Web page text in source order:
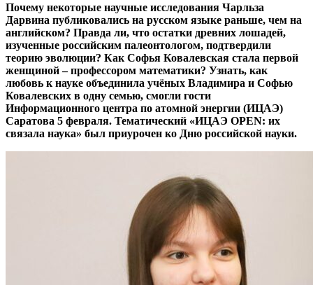
Почему некоторые научные исследования Чарльза
Дарвина публиковались на русском языке раньше, чем на
английском? Правда ли, что остатки древних лошадей,
изученные российским палеонтологом, подтвердили
теорию эволюции? Как Софья Ковалевская стала первой
женщиной – профессором математики? Узнать, как
любовь к науке объединила учёных Владимира и Софью
Ковалевских в одну семью, смогли гости
Информационного центра по атомной энергии (ИЦАЭ)
Саратова 5 февраля. Тематический «ИЦАЭ OPEN: их
связала наука» был приурочен ко Дню российской науки.